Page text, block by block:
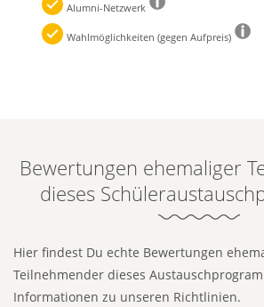
Alumni-Netzwerk
Wahlmöglichkeiten (gegen Aufpreis)
Bewertungen ehemaliger
dieses
Hier findest Du echte Bewertungen
Teilnehmender dieses
Informationen zu unseren Richtlinien.